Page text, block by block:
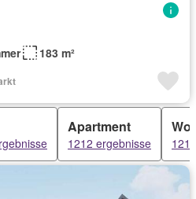
183 m²
Apartment
1212 ergebnisse